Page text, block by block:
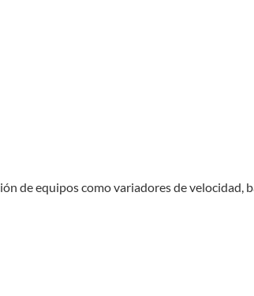
de equipos como variadores de velocidad,